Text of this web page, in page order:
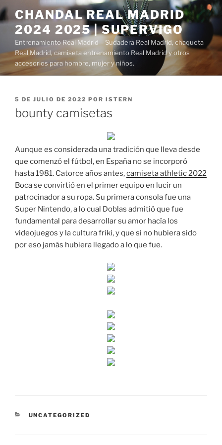
Saltar
al
contenido
CHANDAL REAL MADRID
2024 2025 | SUPERVIGO
Entrenamiento Real Madrid – Sudadera Real Madrid, chaqueta
Real Madrid, camiseta entrenamiento Real Madrid y otros
accesorios para hombre, mujer y niños.
PUBLICADO
EL
5 DE JULIO DE 2022 POR ISTERN
bounty camisetas
Aunque es considerada una tradición que lleva desde
que comenzó el fútbol, en España no se incorporó
hasta 1981. Catorce años antes,camiseta athletic 2022
Boca se convirtió en el primer equipo en lucir un
patrocinador a su ropa. Su primera consola fue una
Super Nintendo, a lo cual Doblas admitió que fue
fundamental para desarrollar su amor hacía los
videojuegos y la cultura friki, y que si no hubiera sido
por eso jamás hubiera llegado a lo que fue.
CATEGORÍAS
UNCATEGORIZED